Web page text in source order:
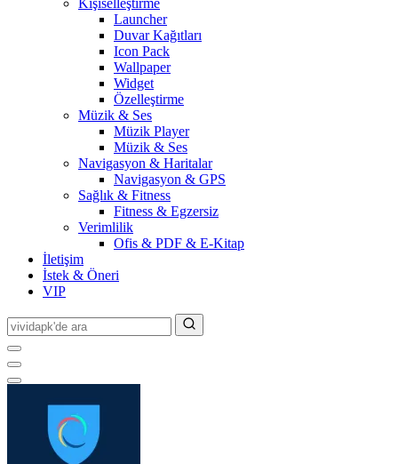
Kişiselleştirme
Launcher
Duvar Kağıtları
Icon Pack
Wallpaper
Widget
Özelleştirme
Müzik & Ses
Müzik Player
Müzik & Ses
Navigasyon & Haritalar
Navigasyon & GPS
Sağlık & Fitness
Fitness & Egzersiz
Verimlilik
Ofis & PDF & E-Kitap
İletişim
İstek & Öneri
VIP
Search
for: